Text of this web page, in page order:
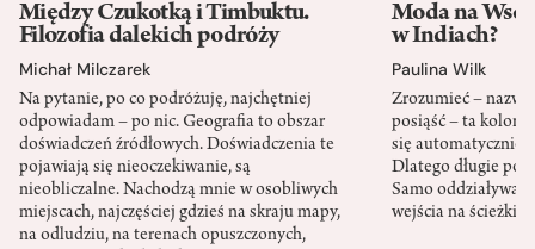
Między Czukotką i Timbuktu.
Filozofia dalekich podróży
Michał Milczarek
Na pytanie, po co podróżuję, najchętniej
odpowiadam – po nic. Geografia to obszar
doświadczeń źródłowych. Doświadczenia te
pojawiają się nieoczekiwanie, są
nieobliczalne. Nachodzą mnie w osobliwych
miejscach, najczęściej gdzieś na skraju mapy,
na odludziu, na terenach opuszczonych,
Moda na
w Indiach?
Paulina Wilk
Zrozumieć –
posiąść – ta
się automatycznie,
Dlatego długie
Samo
wejścia na ścieżki